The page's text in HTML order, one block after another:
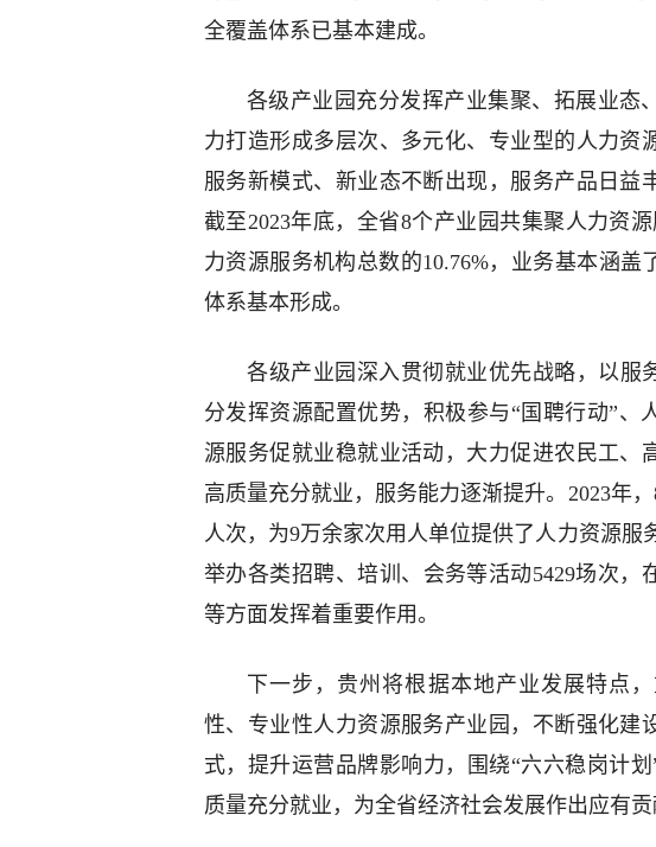
全覆盖体系已基本建成。
各级产业园充分发挥产业集聚、拓展业态
力打造形成多层次、多元化、专业型的人力资
服务新模式、新业态不断出现，服务产品日益
截至2023年底，全省8个产业园共集聚人力资
力资源服务机构总数的10.76%，业务基本涵
体系基本形成。
各级产业园深入贯彻就业优先战略，以服
分发挥资源配置优势，积极参与“国聘行动”、
源服务促就业稳就业活动，大力促进农民工、
高质量充分就业，服务能力逐渐提升。2023年
人次，为9万余家次用人单位提供了人力资源服
举办各类招聘、培训、会务等活动5429场次，
等方面发挥着重要作用。
下一步，贵州将根据本地产业发展特点
性、专业性人力资源服务产业园，不断强化建
式，提升运营品牌影响力，围绕“六六稳岗计
质量充分就业，为全省经济社会发展作出应有贡